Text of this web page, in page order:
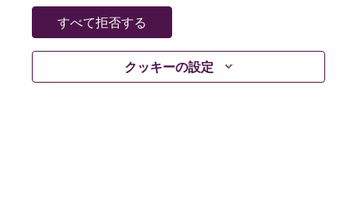
クッキーの設定
すべて拒否する
Go Back
Lenovo.com